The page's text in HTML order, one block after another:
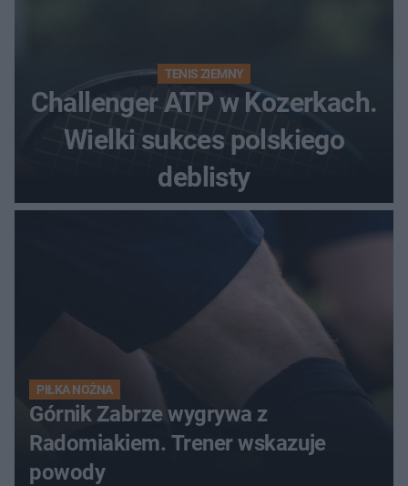
TENIS ZIEMNY
Challenger ATP w Kozerkach.
Wielki sukces polskiego
deblisty
PIŁKA NOŻNA
Górnik Zabrze wygrywa z
Radomiakiem. Trener wskazuje
powody